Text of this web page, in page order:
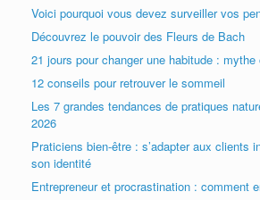
Voici pourquoi vous devez surveiller vos
Découvrez le pouvoir des Fleurs de Bach
21 jours pour changer une habitude : mythe
12 conseils pour retrouver le sommeil
Les 7 grandes tendances de pratiques
2026
Praticiens bien-être : s’adapter aux clients
son identité
Entrepreneur et procrastination : comment